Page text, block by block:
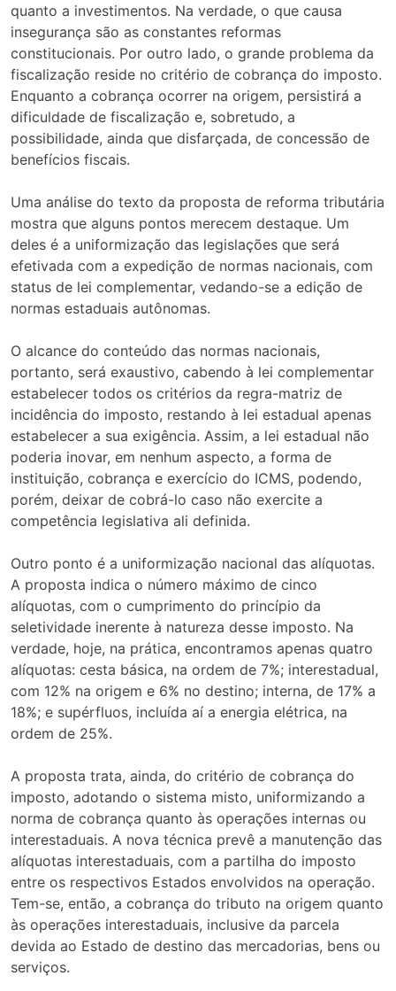
quanto a investimentos. Na verdade, o que causa
insegurança são as constantes reformas
constitucionais. Por outro lado, o grande problema da
fiscalização reside no critério de cobrança do imposto.
Enquanto a cobrança ocorrer na origem, persistirá a
dificuldade de fiscalização e, sobretudo, a
possibilidade, ainda que disfarçada, de concessão de
benefícios fiscais.
Uma análise do texto da proposta de reforma tributária
mostra que alguns pontos merecem destaque. Um
deles é a uniformização das legislações que será
efetivada com a expedição de normas nacionais, com
status de lei complementar, vedando-se a edição de
normas estaduais autônomas.
O alcance do conteúdo das normas nacionais,
portanto, será exaustivo, cabendo à lei complementar
estabelecer todos os critérios da regra-matriz de
incidência do imposto, restando à lei estadual apenas
estabelecer a sua exigência. Assim, a lei estadual não
poderia inovar, em nenhum aspecto, a forma de
instituição, cobrança e exercício do ICMS, podendo,
porém, deixar de cobrá-lo caso não exercite a
competência legislativa ali definida.
Outro ponto é a uniformização nacional das alíquotas.
A proposta indica o número máximo de cinco
alíquotas, com o cumprimento do princípio da
seletividade inerente à natureza desse imposto. Na
verdade, hoje, na prática, encontramos apenas quatro
alíquotas: cesta básica, na ordem de 7%; interestadual,
com 12% na origem e 6% no destino; interna, de 17% a
18%; e supérfluos, incluída aí a energia elétrica, na
ordem de 25%.
A proposta trata, ainda, do critério de cobrança do
imposto, adotando o sistema misto, uniformizando a
norma de cobrança quanto às operações internas ou
interestaduais. A nova técnica prevê a manutenção das
alíquotas interestaduais, com a partilha do imposto
entre os respectivos Estados envolvidos na operação.
Tem-se, então, a cobrança do tributo na origem quanto
às operações interestaduais, inclusive da parcela
devida ao Estado de destino das mercadorias, bens ou
serviços.